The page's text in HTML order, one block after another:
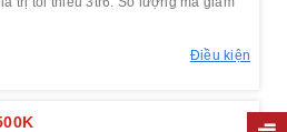
Điều kiện